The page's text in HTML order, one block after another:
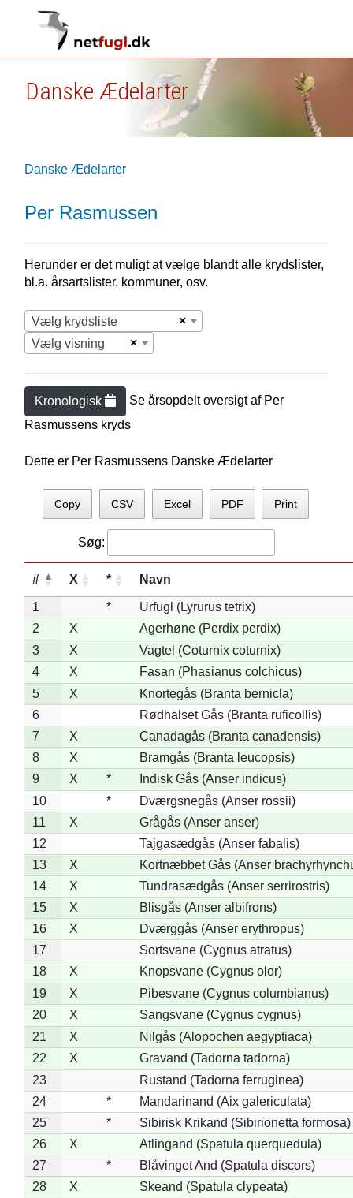
Danske Ædelarter
Danske Ædelarter
Per Rasmussen
Herunder er det muligt at vælge blandt alle krydslister,
bl.a. årsartslister, kommuner, osv.
×
Vælg krydsliste
×
Vælg visning
Kronologisk Se årsopdelt oversigt af Per
Rasmussens kryds
Dette er Per Rasmussens Danske Ædelarter
Copy CSV Excel PDF Print
Søg:
# X * Navn
1 *
Urfugl (Lyrurus tetrix)
2
X
Agerhøne (Perdix perdix)
3
X
Vagtel (Coturnix coturnix)
4
X
Fasan (Phasianus colchicus)
5
X
Knortegås (Branta bernicla)
6
Rødhalset Gås (Branta ruficollis)
7
X
Canadagås (Branta canadensis)
8
X
Bramgås (Branta leucopsis)
9
X *
Indisk Gås (Anser indicus)
10
*
Dværgsnegås (Anser rossii)
11
X
Grågås (Anser anser)
12
Tajgasædgås (Anser fabalis)
13
X
Kortnæbbet Gås (Anser
14
X
Tundrasædgås (Anser serrirostris)
15
X
Blisgås (Anser albifrons)
16
X
Dværggås (Anser erythropus)
17
Sortsvane (Cygnus atratus)
18
X
Knopsvane (Cygnus olor)
19
X
Pibesvane (Cygnus columbianus)
20
X
Sangsvane (Cygnus cygnus)
21
X
Nilgås (Alopochen aegyptiaca)
22
X
Gravand (Tadorna tadorna)
23
Rustand (Tadorna ferruginea)
24
*
Mandarinand (Aix galericulata)
25
*
Sibirisk Krikand (Sibirionetta formosa)
26
X
Atlingand (Spatula querquedula)
27
*
Blåvinget And (Spatula discors)
28
X
Skeand (Spatula clypeata)